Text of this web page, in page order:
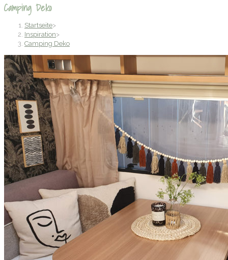
Camping Deko
Startseite>
Inspiration>
Camping Deko